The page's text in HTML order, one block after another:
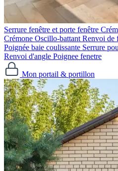
Serrure fenêtre et porte fenêtre
Crémone Oscillo-battant Renvoi de
Poignée baie coulissante Serrure
Renvoi d'angle Poignee fenetre
Mon portail & portillon